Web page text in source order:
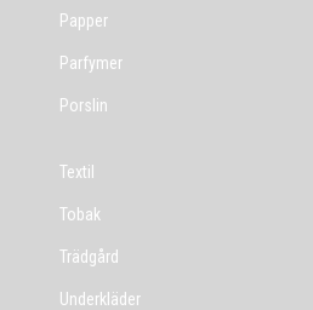
Papper
Parfymer
Porslin
Textil
Tobak
Trädgård
Underkläder